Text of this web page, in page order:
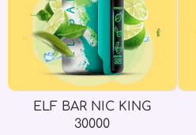
ELF BAR NIC KING
30000